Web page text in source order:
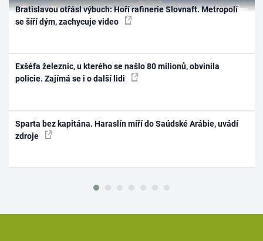
Bratislavou otřásl výbuch: Hoří rafinerie Slovnaft. Metropolí
se šíří dým, zachycuje video
Exšéfa železnic, u kterého se našlo 80 milionů, obvinila
policie. Zajímá se i o další lidi
Sparta bez kapitána. Haraslín míří do Saúdské Arábie, uvádí
zdroje